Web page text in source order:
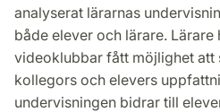
analyserat lärarnas
både elever och lärare. Lärare
videoklubbar fått möjlighet att
kollegors och elevers
undervisningen bidrar till